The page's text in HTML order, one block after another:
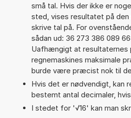
små tal. Hvis der ikke er
sted, vises resultatet på
skrive tal på. For
sådan ud: 36 273 386 089
Uafhængigt at resultaternes
regnemaskines maksimale
burde være præcist nok til
Hvis det er nødvendigt, kan
bestemt antal decimaler,
I stedet for '√16' kan man